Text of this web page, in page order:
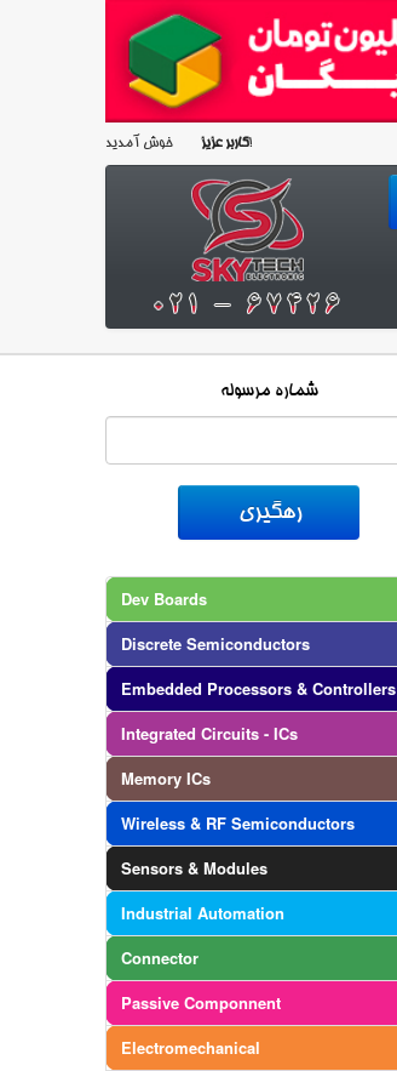
کاربر عزیزخوش آمدید!
شماره مرسوله
Dev Boards
Discrete Semiconductors
Embedded Processors & Controllers
Integrated Circuits - ICs
Memory ICs
Wireless & RF Semiconductors
Sensors & Modules
Industrial Automation
Connector
Passive Componnent
Electromechanical